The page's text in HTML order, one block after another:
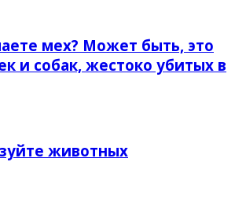
мех? Может быть, это
и собак, жестоко убитых в
животных